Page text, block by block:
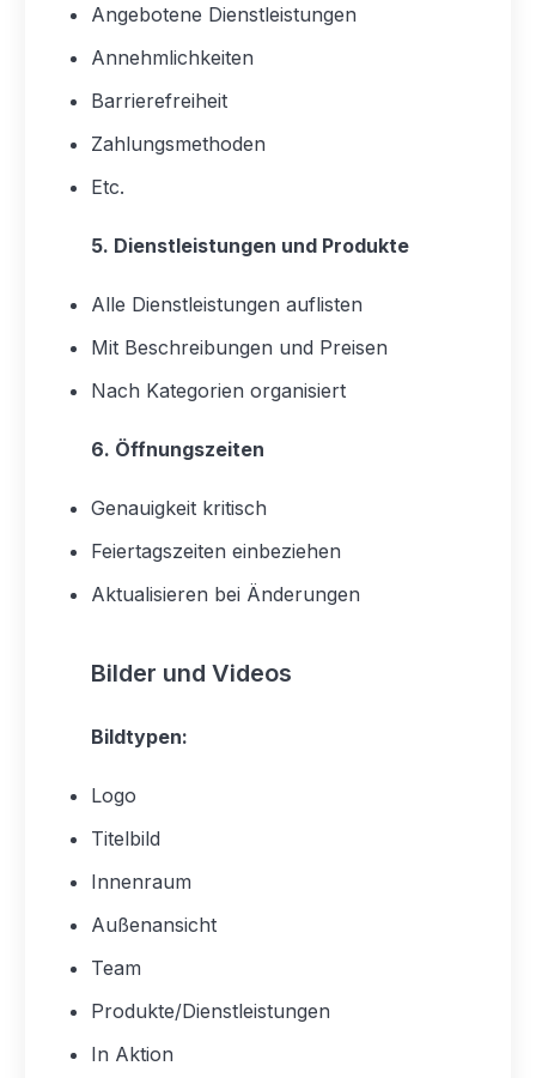
Angebotene Dienstleistungen
Annehmlichkeiten
Barrierefreiheit
Zahlungsmethoden
Etc.
5. Dienstleistungen und Produkte
Alle Dienstleistungen auflisten
Mit Beschreibungen und Preisen
Nach Kategorien organisiert
6. Öffnungszeiten
Genauigkeit kritisch
Feiertagszeiten einbeziehen
Aktualisieren bei Änderungen
Bilder und Videos
Bildtypen:
Logo
Titelbild
Innenraum
Außenansicht
Team
Produkte/Dienstleistungen
In Aktion